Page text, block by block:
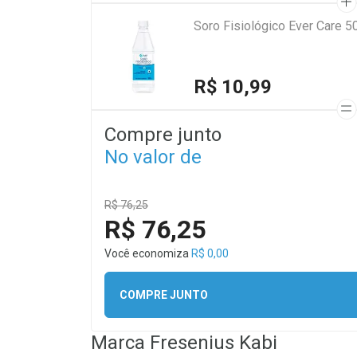
Soro Fisiológico Ever Care
R$ 10,99
Compre junto
No valor de
R$ 76,25
R$ 76,25
Você economiza R$ 0,00
COMPRE JUNTO
Marca Fresenius Kabi